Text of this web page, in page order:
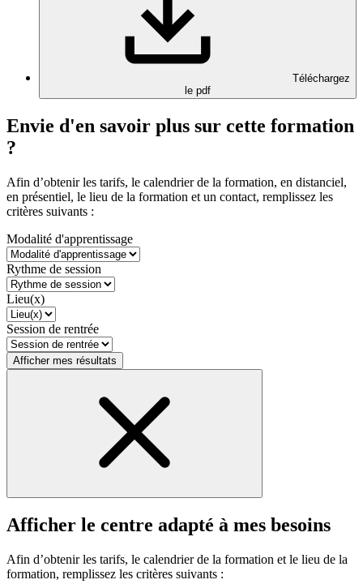
Téléchargez
le pdf
Envie d'en savoir plus sur cette formation
?
Afin d’obtenir les tarifs, le calendrier de la formation, en distanciel,
en présentiel, le lieu de la formation et un contact, remplissez les
critères suivants :
Modalité d'apprentissage
Rythme de session
Lieu(x)
Session de rentrée
Afficher mes résultats
Afficher le centre adapté à mes besoins
Afin d’obtenir les tarifs, le calendrier de la formation et le lieu de la
formation, remplissez les critères suivants :